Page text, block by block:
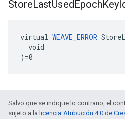
StoreLastUsedEpochKey
virtual WEAVE_ERROR
  void
)=0
Salvo que se indique lo contrario, el
sujeto a la licencia Atribución 4.0 de